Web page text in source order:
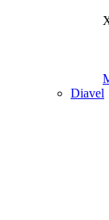
Diavel